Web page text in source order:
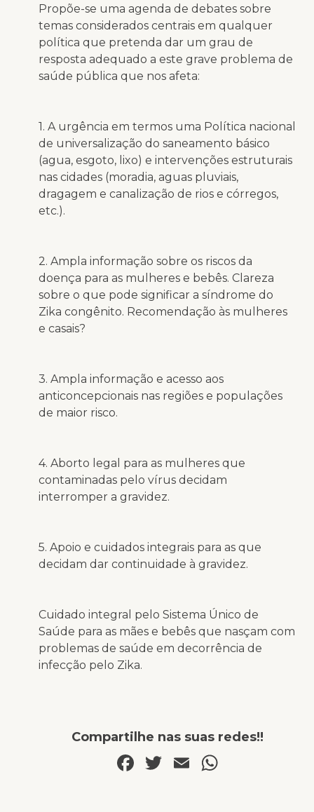
Propõe-se uma agenda de debates sobre
temas considerados centrais em qualquer
política que pretenda dar um grau de
resposta adequado a este grave problema de
saúde pública que nos afeta:
1. A urgência em termos uma Política nacional
de universalização do saneamento básico
(agua, esgoto, lixo) e intervenções estruturais
nas cidades (moradia, aguas pluviais,
dragagem e canalização de rios e córregos,
etc.).
2. Ampla informação sobre os riscos da
doença para as mulheres e bebês. Clareza
sobre o que pode significar a síndrome do
Zika congênito. Recomendação às mulheres
e casais?
3. Ampla informação e acesso aos
anticoncepcionais nas regiões e populações
de maior risco.
4. Aborto legal para as mulheres que
contaminadas pelo vírus decidam
interromper a gravidez.
5. Apoio e cuidados integrais para as que
decidam dar continuidade à gravidez.
Cuidado integral pelo Sistema Único de
Saúde para as mães e bebês que nasçam com
problemas de saúde em decorrência de
infecção pelo Zika.
Compartilhe nas suas redes!!
Facebook
Twitter
Email